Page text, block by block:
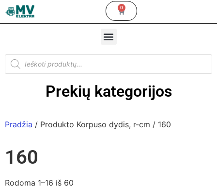
0
Prekių kategorijos
Pradžia / Produkto Korpuso dydis, r-cm / 160
160
Rodoma 1–16 iš 60